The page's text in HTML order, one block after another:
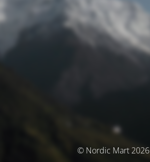
© Nordic Mart 2026